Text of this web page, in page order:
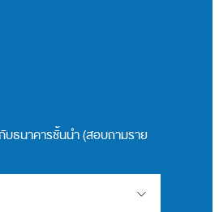
บธนาคารชั้นนำ (สอบถามราย